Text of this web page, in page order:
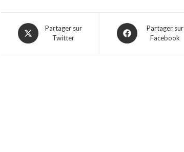
Partager sur
Twitter
Partager sur
Facebook